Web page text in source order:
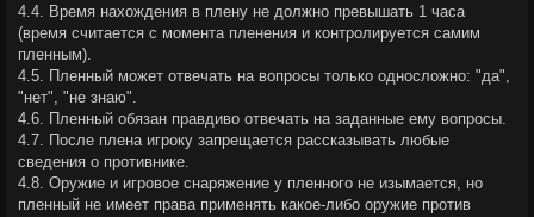
4.4. Время нахождения в плену не должно превышать 1 часа
(время считается с момента пленения и контролируется самим
пленным).
4.5. Пленный может отвечать на вопросы только односложно: "да",
"нет", "не знаю".
4.6. Пленный обязан правдиво отвечать на заданные ему вопросы.
4.7. После плена игроку запрещается рассказывать любые
сведения о противнике.
4.8. Оружие и игровое снаряжение у пленного не изымается, но
пленный не имеет права применять какое-либо оружие против